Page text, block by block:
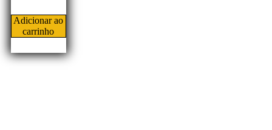
Adicionar ao
carrinho